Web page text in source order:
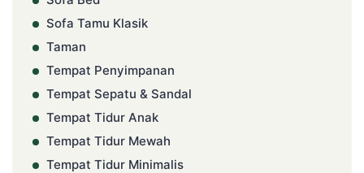
Sofa Tamu Klasik
Taman
Tempat Penyimpanan
Tempat Sepatu & Sandal
Tempat Tidur Anak
Tempat Tidur Mewah
Tempat Tidur Minimalis